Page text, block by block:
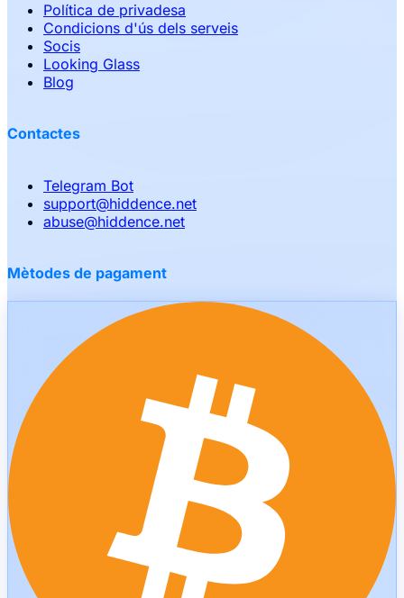
Política de privadesa
Condicions d'ús dels serveis
Socis
Looking Glass
Blog
Contactes
Telegram Bot
support@hiddence.net
abuse@hiddence.net
Mètodes de pagament